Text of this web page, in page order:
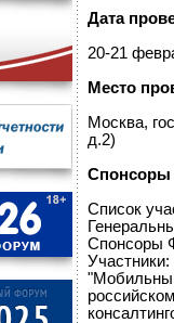
Дата
20-21
Место
Москва,
д.2)
Спонсоры
Список
Спонсоры